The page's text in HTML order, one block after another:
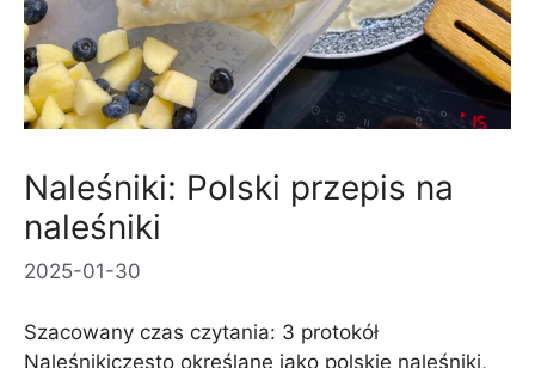
Naleśniki: Polski przepis na
naleśniki
2025-01-30
Szacowany czas czytania: 3 protokół
Naleśnikiczęsto określane jako polskie naleśniki,